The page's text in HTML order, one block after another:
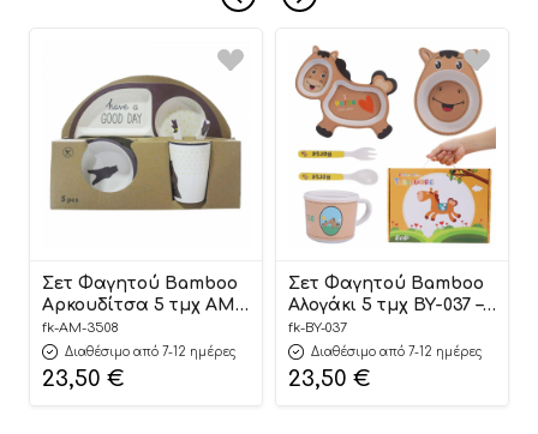
Σετ Φαγητού Bamboo
Αρκουδίτσα 5 τμχ AM-
3508 – Fiko
fk-AM-3508
Διαθέσιμο από 7-12 ημέρες
23,50 €
Σετ Φαγητού Bamboo
Αλογάκι 5 τμχ BY-037 –
Fiko
fk-BY-037
Διαθέσιμο από 7-12 ημέρες
23,50 €